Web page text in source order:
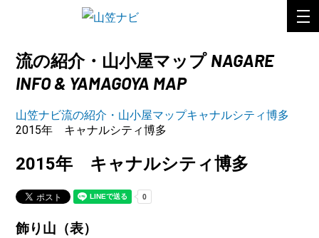
流の紹介・山小屋マップ NAGARE
INFO & YAMAGOYA MAP
山笠ナビ流の紹介・山小屋マップキャナルシティ博多
2015年 キャナルシティ博多
2015年 キャナルシティ博多
飾り山（表）